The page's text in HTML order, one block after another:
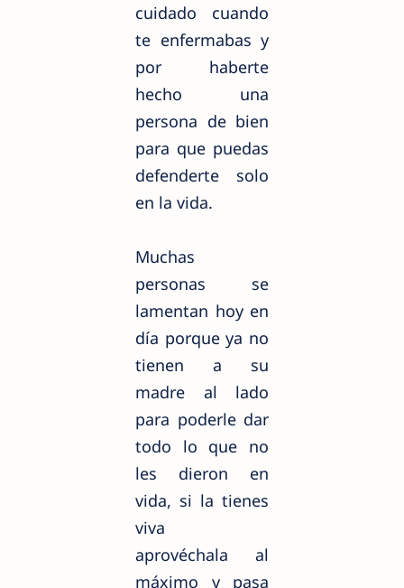
cuidado cuando
te enfermabas y
por haberte
hecho una
persona de bien
para que puedas
defenderte solo
en la vida.
Muchas
personas se
lamentan hoy en
día porque ya no
tienen a su
madre al lado
para poderle dar
todo lo que no
les dieron en
vida, si la tienes
viva
aprovéchala al
máximo y pasa